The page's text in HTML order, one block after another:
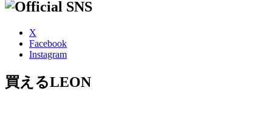
X
Facebook
Instagram
買えるLEON